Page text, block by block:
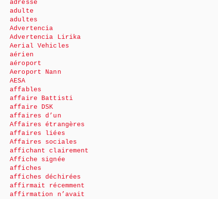
adresse
adulte
adultes
Advertencia
Advertencia Lirika
Aerial Vehicles
aérien
aéroport
Aeroport Nann
AESA
affables
affaire Battisti
affaire DSK
affaires d’un
Affaires étrangères
affaires liées
Affaires sociales
affichant clairement
Affiche signée
affiches
affiches déchirées
affirmait récemment
affirmation n’avait